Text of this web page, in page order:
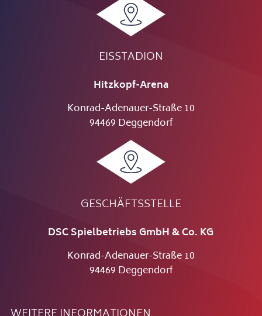
EISSTADION
Hitzkopf-Arena
Konrad-Adenauer-Straße 10
94469 Deggendorf
GESCHÄFTSSTELLE
DSC Spielbetriebs GmbH & Co. KG
Konrad-Adenauer-Straße 10
94469 Deggendorf